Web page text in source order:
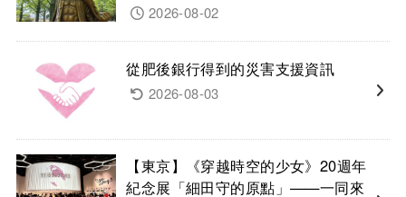
2026-08-02
從肥後銀行得到的災害支援資訊
2026-08-03
【東京】《穿越時空的少女》20週年
紀念展「細田守的原點」——一同來